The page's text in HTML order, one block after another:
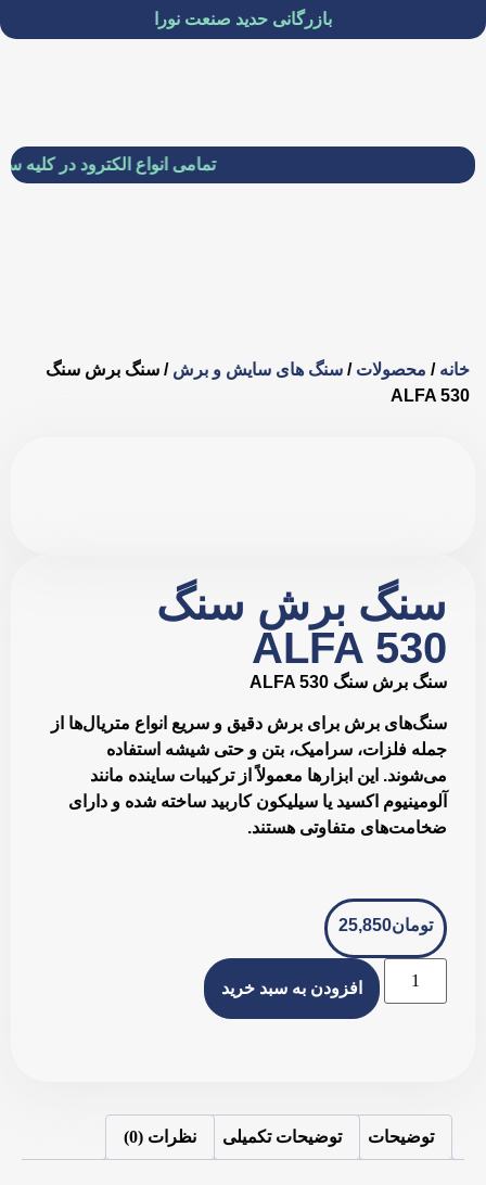
بازرگانی حدید صنعت نورا
تمامی انواع الکترود در کلیه
خانه / محصولات / سنگ های سایش و برش / سنگ برش سنگ
ALFA 530
سنگ برش سنگ
ALFA 530
سنگ برش سنگ ALFA 530
سنگ‌های برش برای برش دقیق و سریع انواع متریال‌ها از
جمله فلزات، سرامیک، بتن و حتی شیشه استفاده
می‌شوند. این ابزارها معمولاً از ترکیبات ساینده مانند
آلومینیوم اکسید یا سیلیکون کاربید ساخته شده و دارای
ضخامت‌های متفاوتی هستند.
تومان25,850
افزودن به سبد خرید
توضیحات توضیحات تکمیلی نظرات (0)